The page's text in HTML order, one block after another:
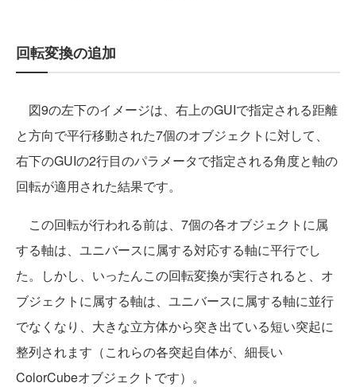
回転変換の追加
図9の左下のイメージは、右上のGUIで指定される距離
と方向で平行移動された7個のオブジェクトに対して、
右下のGUIの2行目のパラメータで指定される角度と軸の
回転が適用された結果です。
この回転が行われる前は、7個の各オブジェクトに属
する軸は、ユニバースに属する対応する軸に平行でし
た。しかし、いったんこの回転変換が実行されると、オ
ブジェクトに属する軸は、ユニバースに属する軸に並行
でなくなり、大きな立方体から突き出ている短い突起に
整列されます（これらの各突起自体が、細長い
ColorCubeオブジェクトです）。